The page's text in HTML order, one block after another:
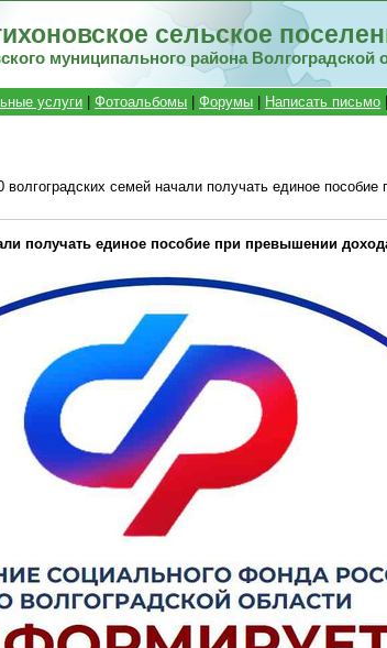
сельское
муниципального района Волгоградской
услуги |Фотоальбомы |Форумы Написать письмо
волгоградских семей начали получать единое
получать единое пособие при превышении